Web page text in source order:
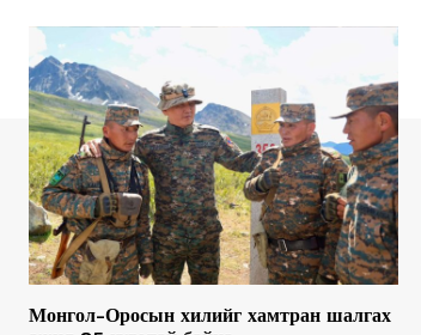
Монгол-Оросын хилийг хамтран шалгах